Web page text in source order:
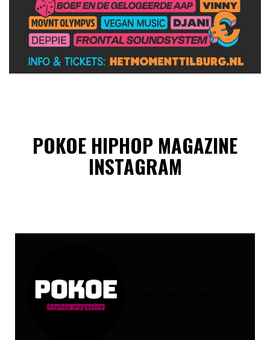
POKOE HIPHOP MAGAZINE
INSTAGRAM